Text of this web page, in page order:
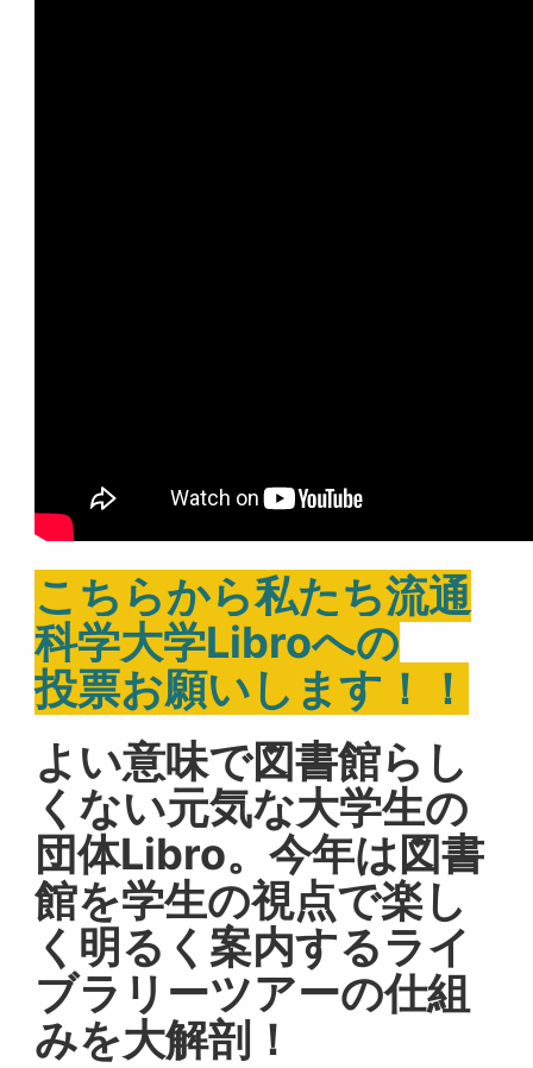
こちらから私たち流通
科学大学Libroへの
投票お願いします！！
よい意味で図書館らし
くない元気な大学生の
団体Libro。今年は図書
館を学生の視点で楽し
く明るく案内するライ
ブラリーツアーの仕組
みを大解剖！